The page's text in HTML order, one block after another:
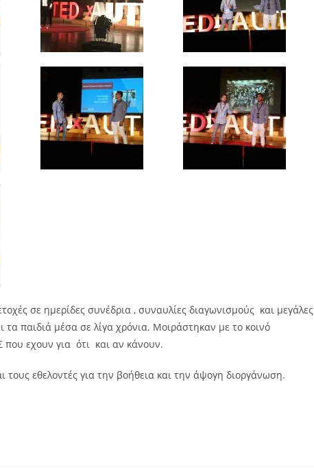
σε ημερίδες συνέδρια , συναυλίες διαγωνισμούς και μεγάλες
παιδιά μέσα σε λίγα χρόνια. Μοιράστηκαν με το κοινό
εχουν για ότι και αν κάνουν.
εθελοντές για την βοήθεια και την άψογη διοργάνωση.